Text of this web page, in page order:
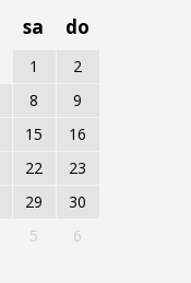
sa do
1
2
8
9
15
16
22
23
29
30
5 6